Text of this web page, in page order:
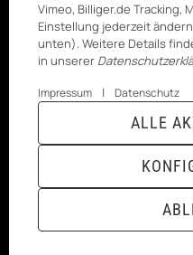
© Kesenci
Versand
Powered byJTL-Shop|
ANMELDEN
Vimeo, Billiger.de Tracking,
Einstellung jederzeit
unten). Weitere Details
in unserer
Impressum | Datenschutz
ALLE